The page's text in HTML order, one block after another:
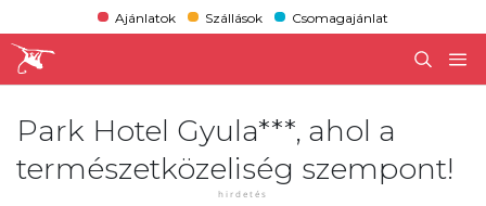
Ajánlatok Szállások Csomagajánlat
Park Hotel Gyula***, ahol a
természetközeliség szempont!